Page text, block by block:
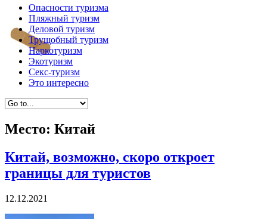
Опасности туризма
Пляжный туризм
Деловой туризм
Трущобный туризм
Наркотуризм
Экотуризм
Секс-туризм
Это интересно
Место: Китай
Китай, возможно, скоро откроет
границы для туристов
12.12.2021